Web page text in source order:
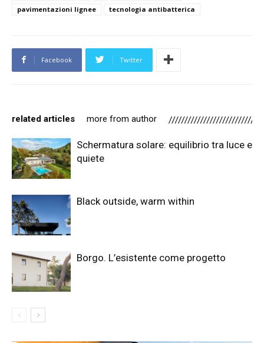
pavimentazioni lignee
tecnologia antibatterica
Facebook Twitter
related articles more from author
Schermatura solare: equilibrio tra luce e
quiete
Black outside, warm within
Borgo. L’esistente come progetto